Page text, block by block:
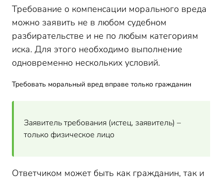
компенсацию морального вреда
Причинен моральный вред работодателем работнику
Причинен моральный вред потребителю
Моральный вред возник из-за причинения вреда
здоровью
Моральный вред причинен репутационным скандалом
Доказывать моральный вред или нет?
Случаи, когда можно взыскать моральный вред-таблица
отличия
Форма компенсации морального вреда
Требование о компенсации морального вреда
можно заявить не в любом судебном
разбирательстве и не по любым категориям
иска. Для этого необходимо выполнение
одновременно нескольких условий.
Требовать моральный вред вправе только гражданин
Заявитель требования (истец, заявитель) –
только физическое лицо
Ответчиком может быть как гражданин, так и